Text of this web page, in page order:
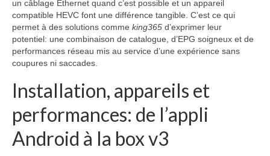
un câblage Ethernet quand c’est possible et un appareil
compatible HEVC font une différence tangible. C’est ce qui
permet à des solutions comme king365 d’exprimer leur
potentiel: une combinaison de catalogue, d’EPG soigneux et de
performances réseau mis au service d’une expérience sans
coupures ni saccades.
Installation, appareils et
performances: de l’appli
Android à la box v3